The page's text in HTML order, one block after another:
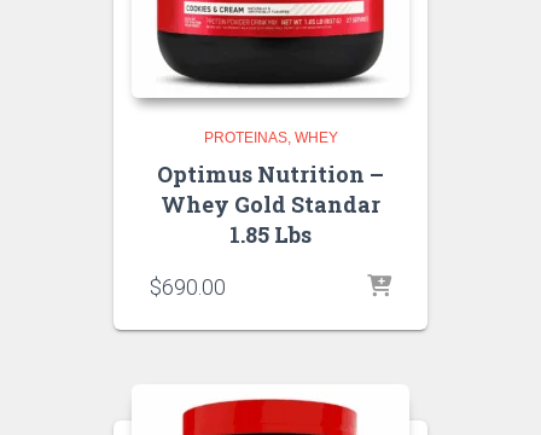
PROTEINAS WHEY
Optimus Nutrition –
Whey Gold Standar
1.85 Lbs
$690.00